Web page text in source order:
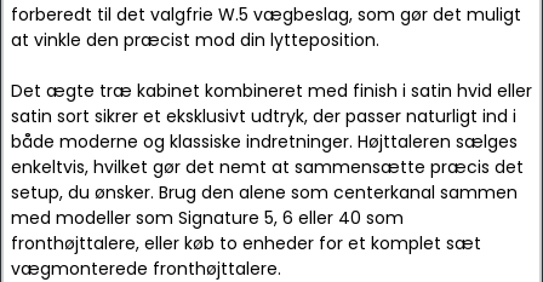
forberedt til det valgfrie W.5 vægbeslag, som gør det muligt
at vinkle den præcist mod din lytteposition.
Det ægte træ kabinet kombineret med finish i satin hvid eller
satin sort sikrer et eksklusivt udtryk, der passer naturligt ind i
både moderne og klassiske indretninger. Højttaleren sælges
enkeltvis, hvilket gør det nemt at sammensætte præcis det
setup, du ønsker. Brug den alene som centerkanal sammen
med modeller som Signature 5, 6 eller 40 som
fronthøjttalere, eller køb to enheder for et komplet sæt
vægmonterede fronthøjttalere.